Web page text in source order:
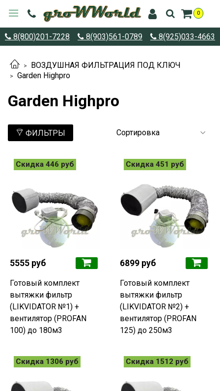
0
8(800)201-7228 8(903)561-0789 8(925)033-4663
ВОЗДУШНАЯ ФИЛЬТРАЦИЯ ПОД КЛЮЧ
Garden Highpro
Garden Highpro
ФИЛЬТРЫ
Скидка 446 руб
5555 руб
Готовый комплект
вытяжки фильтр
(LIKVIDATOR №1) +
вентилятор (PROFAN
100) до 180м3
Скидка 451 руб
6899 руб
Готовый комплект
вытяжки фильтр
(LIKVIDATOR №2) +
вентилятор (PROFAN
125) до 250м3
Скидка 1306 руб Скидка 1512 руб